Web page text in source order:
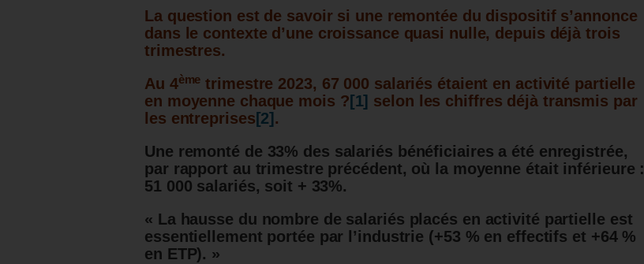
La question est de savoir si une remontée du dispositif s’annonce
dans le contexte d’une croissance quasi nulle, depuis déjà trois
trimestres.
Au 4ème trimestre 2023, 67 000 salariés étaient en activité partielle
en moyenne chaque mois ? [1] selon les chiffres déjà transmis par
les entreprises [2] .
Une remonté de 33% des salariés bénéficiaires a été enregistrée,
par rapport au trimestre précédent, où la moyenne était inférieure :
51 000 salariés, soit + 33%.
« La hausse du nombre de salariés placés en activité partielle est
essentiellement portée par l’industrie (+53 % en effectifs et +64 %
en ETP). »